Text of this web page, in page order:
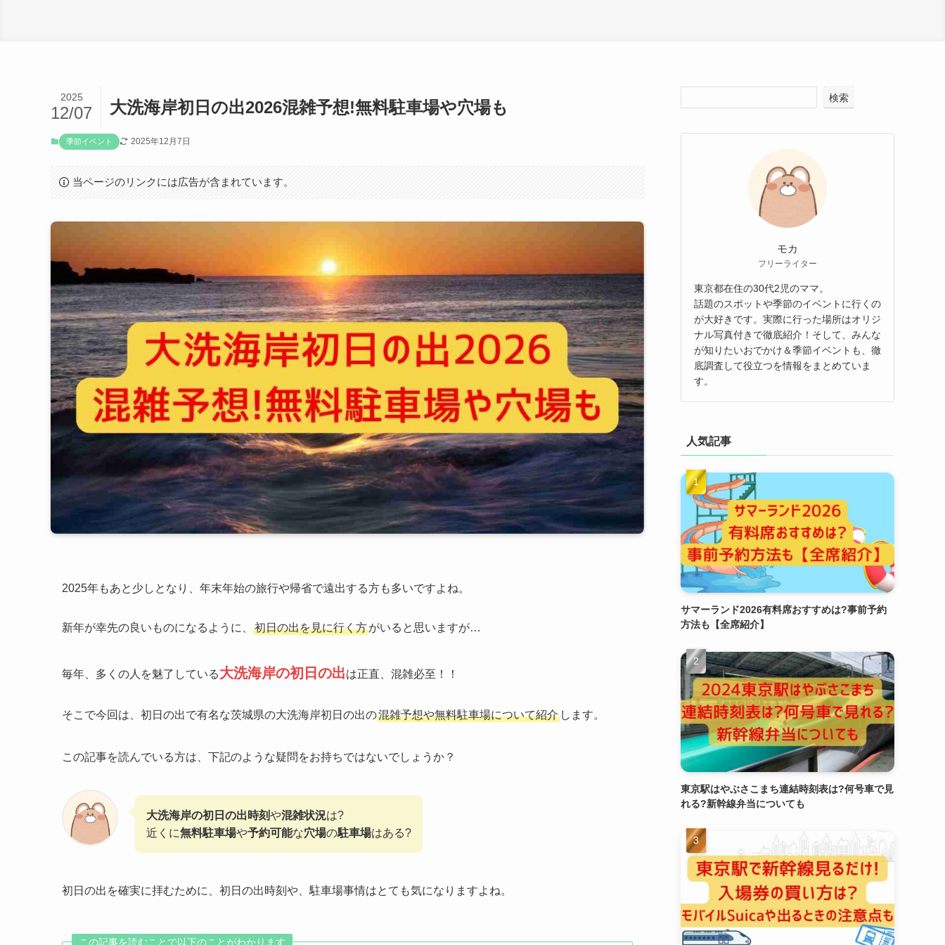
大洗海岸初日の出2026混雑予想!無料駐車場や穴場も
2025
12/07
季節イベント 2025年12月7日
当ページのリンクには広告が含まれています。
2025年もあと少しとなり、年末年始の旅行や帰省で遠出する方も多いですよね。
新年が幸先の良いものになるように、 初日の出を見に行く方がいると思いますが…
毎年、多くの人を魅了している大洗海岸の初日の出は正直、混雑必至！！
そこで今回は、初日の出で有名な茨城県の大洗海岸初日の出の混雑予想や無料駐車場について紹介 します。
この記事を読んでいる方は、下記のような疑問をお持ちではないでしょうか？
大洗海岸の初日の出時刻や混雑状況は?
近くに無料駐車場や予約可能な穴場の駐車場はある?
初日の出を確実に拝むために、初日の出時刻や、駐車場事情はとても気になりますよね。
この記事を読むことで以下のことがわかります
検索
モカ
フリーライター
東京都在住の30代2児のママ。
話題のスポットや季節のイベントに行くの
が大好きです。実際に行った場所はオリジ
ナル写真付きで徹底紹介！そして、みんな
が知りたいおでかけ＆季節イベントも、徹
底調査して役立つを情報をまとめていま
す。
人気記事
サマーランド2026有料席おすすめは?事前予約
方法も【全席紹介】
東京駅はやぶさこまち連結時刻表は?何号車で見
れる?新幹線弁当についても